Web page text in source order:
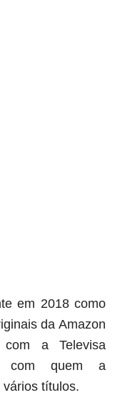
em 2018 como
da Amazon
a Televisa
com quem a
títulos.